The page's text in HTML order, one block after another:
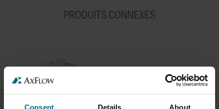
Consent Details About
PRODUITS CONNEXES